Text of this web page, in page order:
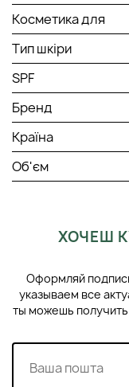
Косметика для
Тип шкіри
SPF
Бренд
Країна
Об'єм
ХОЧЕШ
Оформляй
указываем все
ты можешь